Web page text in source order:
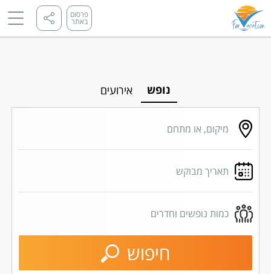
פרסום
באתר
נופש אירועים
מיקום, או מתחם
תאריך מבוקש
כמות נופשים וחדרים
חיפוש